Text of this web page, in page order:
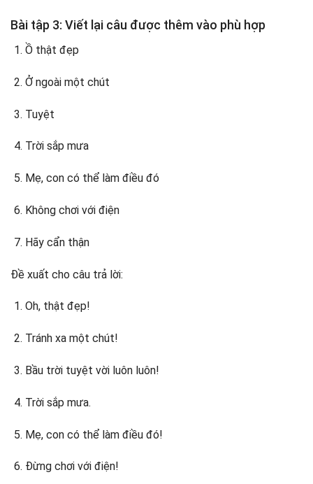
Bài tập 3: Viết lại câu được thêm vào phù hợp
Ồ thật đẹp
Ở ngoài một chút
Tuyệt
Trời sắp mưa
Mẹ, con có thể làm điều đó
Không chơi với điện
Hãy cẩn thận
Đề xuất cho câu trả lời:
Oh, thật đẹp!
Tránh xa một chút!
Bầu trời tuyệt vời luôn luôn!
Trời sắp mưa.
Mẹ, con có thể làm điều đó!
Đừng chơi với điện!